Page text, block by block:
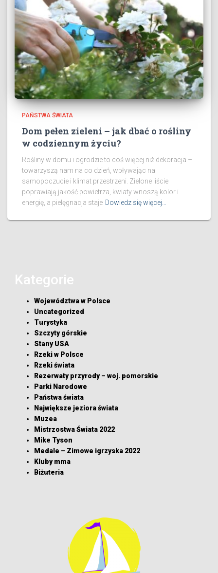
PAŃSTWA ŚWIATA
Dom pełen zieleni – jak dbać o rośliny
w codziennym życiu?
Rośliny w domu i ogrodzie to coś więcej niż dekoracja –
towarzyszą nam na co dzień, wpływając na
samopoczucie i klimat przestrzeni. Zielone liście
poprawiają jakość powietrza, kwiaty wnoszą kolor i
energię, a pielęgnacja staje Dowiedz się więcej…
Kategorie
Województwa w Polsce
Uncategorized
Turystyka
Szczyty górskie
Stany USA
Rzeki w Polsce
Rzeki świata
Rezerwaty przyrody – woj. pomorskie
Parki Narodowe
Państwa świata
Największe jeziora świata
Muzea
Mistrzostwa Świata 2022
Mike Tyson
Medale – Zimowe igrzyska 2022
Kluby mma
Biżuteria